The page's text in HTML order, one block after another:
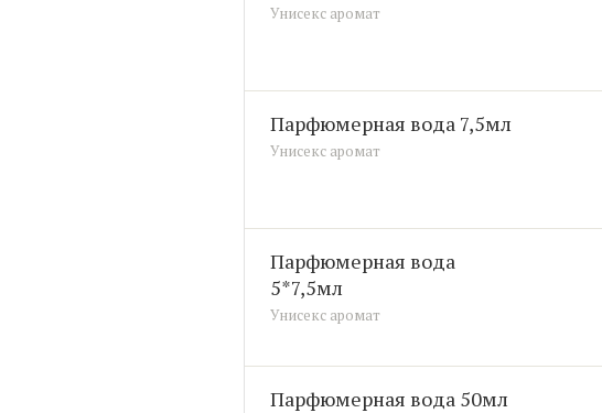
Унисекс аромат
парфюмерная вода 7,5мл
Унисекс аромат
парфюмерная вода
5*7,5мл
Унисекс аромат
парфюмерная вода 50мл